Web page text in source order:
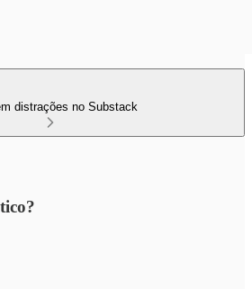
distrações no Substack